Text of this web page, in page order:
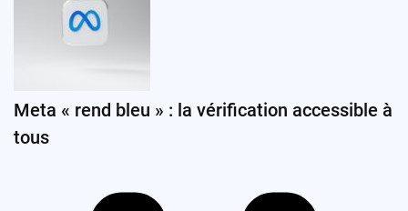
Meta « rend bleu » : la vérification accessible à
tous